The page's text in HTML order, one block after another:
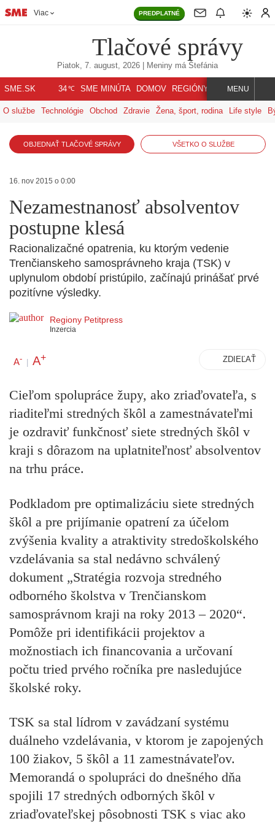
Viac PREDPLATNÉ
Tlačové správy
Piatok, 7. august, 2026 | Meniny má Štefánia
SME.SK 34℃ SME MINÚTA DOMOV REGIÓNY INDEX SVET
MENU
O službe Technológie Obchod Zdravie Žena, šport, rodina Life style
OBJEDNAŤ TLAČOVÉ SPRÁVY VŠETKO O SLUŽBE
16. nov 2015 o 0:00
Nezamestnanosť absolventov
postupne klesá
Racionalizačné opatrenia, ku ktorým vedenie
Trenčianskeho samosprávneho kraja (TSK) v
uplynulom období pristúpilo, začínajú prinášať prvé
pozitívne výsledky.
Regiony Petitpress
Inzercia
A- | A+ ZDIEĽAŤ
Cieľom spolupráce župy, ako zriaďovateľa, s
riaditeľmi stredných škôl a zamestnávateľmi
je ozdraviť funkčnosť siete stredných škôl v
kraji s dôrazom na uplatniteľnosť absolventov
na trhu práce.
Podkladom pre optimalizáciu siete stredných
škôl a pre prijímanie opatrení za účelom
zvýšenia kvality a atraktivity stredoškolského
vzdelávania sa stal nedávno schválený
dokument „Stratégia rozvoja stredného
odborného školstva v Trenčianskom
samosprávnom kraji na roky 2013 – 2020“.
Pomôže pri identifikácii projektov a
možnostiach ich financovania a určovaní
počtu tried prvého ročníka pre nasledujúce
školské roky.
TSK sa stal lídrom v zavádzaní systému
duálneho vzdelávania, v ktorom je zapojených
100 žiakov, 5 škôl a 11 zamestnávateľov.
Memorandá o spolupráci do dnešného dňa
spojili 17 stredných odborných škôl v
zriaďovateľskej pôsobnosti TSK s viac ako